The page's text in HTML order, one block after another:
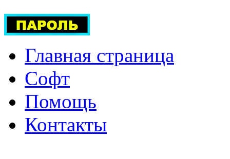
Главная страница
Софт
Помощь
Контакты